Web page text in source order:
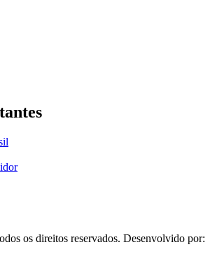
os direitos reservados. Desenvolvido por: